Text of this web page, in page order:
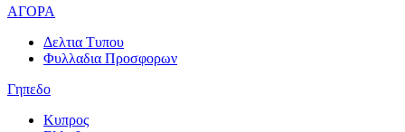
ΑΓΟΡΑ
Δελτια Τυπου
Φυλλαδια Προσφορων
Γηπεδο
Κυπρος